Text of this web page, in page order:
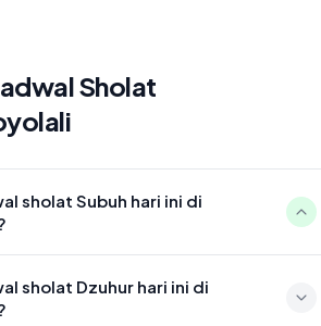
Sholat
sholat Subuh hari ini di
sholat Dzuhur hari ini di